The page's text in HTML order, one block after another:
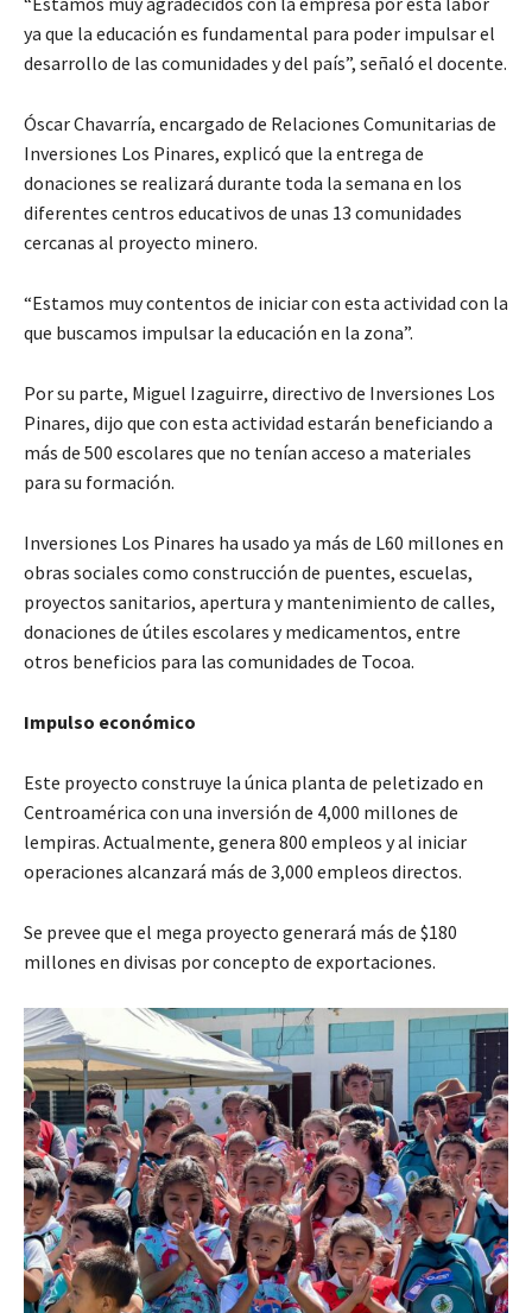
ya que la educación es fundamental para poder impulsar el
desarrollo de las comunidades y del país”, señaló el docente.
Óscar Chavarría, encargado de Relaciones Comunitarias de
Inversiones Los Pinares, explicó que la entrega de
donaciones se realizará durante toda la semana en los
diferentes centros educativos de unas 13 comunidades
cercanas al proyecto minero.
“Estamos muy contentos de iniciar con esta actividad con la
que buscamos impulsar la educación en la zona”.
Por su parte, Miguel Izaguirre, directivo de Inversiones Los
Pinares, dijo que con esta actividad estarán beneficiando a
más de 500 escolares que no tenían acceso a materiales
para su formación.
Inversiones Los Pinares ha usado ya más de L60 millones en
obras sociales como construcción de puentes, escuelas,
proyectos sanitarios, apertura y mantenimiento de calles,
donaciones de útiles escolares y medicamentos, entre
otros beneficios para las comunidades de Tocoa.
Impulso económico
Este proyecto construye la única planta de peletizado en
Centroamérica con una inversión de 4,000 millones de
lempiras. Actualmente, genera 800 empleos y al iniciar
operaciones alcanzará más de 3,000 empleos directos.
Se prevee que el mega proyecto generará más de $180
millones en divisas por concepto de exportaciones.